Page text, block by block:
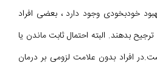
خودبخودی وجود دارد ، بعضی افراد
بدهند. البته احتمال ثابت ماندن یا
افراد بدون علامت لزومی بر درمان